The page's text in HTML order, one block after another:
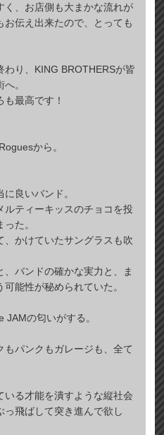
く、お店側も大まかな流れが
伝え出来たので、とっても
り、KING BROTHERSが皆
。
最高です！
から。
良いバンド。
ルティーキッスのチョコを投
た。
、かけていたサングラスも吹
バンドの確かな実力と、ま
能性が秘められていた。
の匂いがする。
もパンクもガレージも、全て
る才能を潰すような縦社会
飛ばして突き進んで欲し